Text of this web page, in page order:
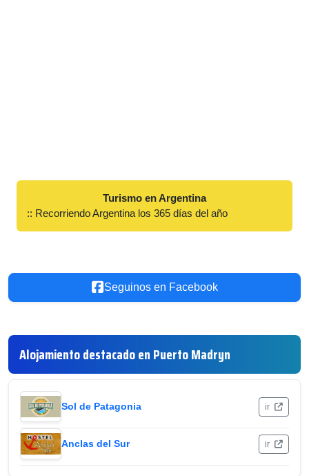
Turismo en Argentina
:: Recorriendo Argentina los 365 días del año
Seguinos en Facebook
Alojamiento destacado en Puerto Madryn
Sol de Patagonia ir
Anclas del Sur ir